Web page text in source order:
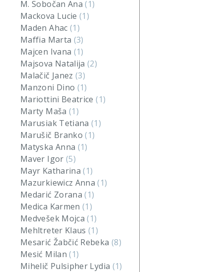
M. Sobočan Ana(1)
Mackova Lucie(1)
Maden Ahac (1)
Maffia Marta (3)
Majcen Ivana (1)
Majsova Natalija(2)
Malačič Janez(3)
Manzoni Dino (1)
Mariottini Beatrice(1)
Marty Maša (1)
Marusiak Tetiana(1)
Marušič Branko(1)
Matyska Anna (1)
Maver Igor (5)
Mayr Katharina(1)
Mazurkiewicz Anna(1)
Medarić Zorana(1)
Medica Karmen(1)
Medvešek Mojca(1)
Mehltreter Klaus(1)
Mesarić Žabčić Rebeka (8)
Mesić Milan(1)
Mihelič Pulsipher Lydia (1)